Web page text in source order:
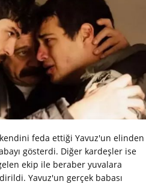
feda ettiği Yavuz'un elinden
gösterdi. Diğer kardeşler ise
ekip ile beraber yuvalara
Yavuz'un gerçek babası